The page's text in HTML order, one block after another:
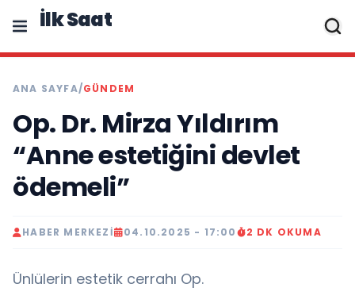
İlk Saat
ANA SAYFA/GÜNDEM
Op. Dr. Mirza Yıldırım
“Anne estetiğini devlet
ödemeli”
HABER MERKEZI 04.10.2025 - 17:00 2 DK OKUMA
Ünlülerin estetik cerrahı Op.